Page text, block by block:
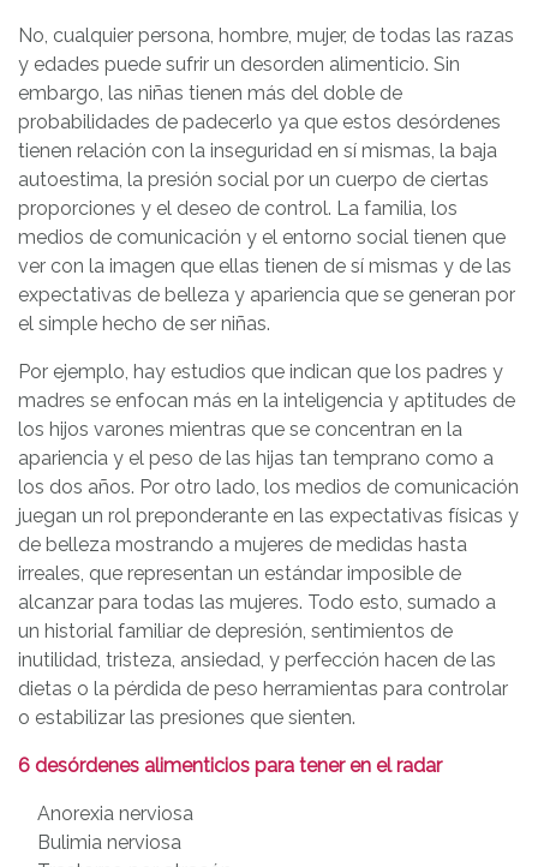
No, cualquier persona, hombre, mujer, de todas las razas
y edades puede sufrir un desorden alimenticio. Sin
embargo, las niñas tienen más del doble de
probabilidades de padecerlo ya que estos desórdenes
tienen relación con la inseguridad en sí mismas, la baja
autoestima, la presión social por un cuerpo de ciertas
proporciones y el deseo de control. La familia, los
medios de comunicación y el entorno social tienen que
ver con la imagen que ellas tienen de sí mismas y de las
expectativas de belleza y apariencia que se generan por
el simple hecho de ser niñas.
Por ejemplo, hay estudios que indican que los padres y
madres se enfocan más en la inteligencia y aptitudes de
los hijos varones mientras que se concentran en la
apariencia y el peso de las hijas tan temprano como a
los dos años. Por otro lado, los medios de comunicación
juegan un rol preponderante en las expectativas físicas y
de belleza mostrando a mujeres de medidas hasta
irreales, que representan un estándar imposible de
alcanzar para todas las mujeres. Todo esto, sumado a
un historial familiar de depresión, sentimientos de
inutilidad, tristeza, ansiedad, y perfección hacen de las
dietas o la pérdida de peso herramientas para controlar
o estabilizar las presiones que sienten.
6 desórdenes alimenticios para tener en el radar
Anorexia nerviosa
Bulimia nerviosa